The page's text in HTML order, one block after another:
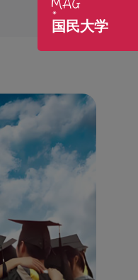
国民大学